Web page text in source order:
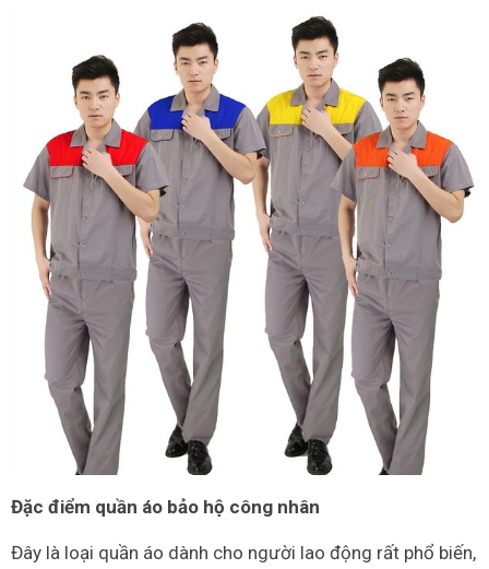
Đặc điểm quần áo bảo hộ công nhân
Đây là loại quần áo dành cho người lao động rất phổ biến,